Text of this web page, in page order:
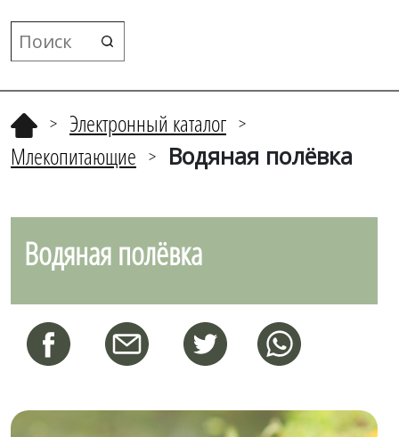
> Электронный каталог >
Млекопитающие > Водяная полёвка
Водяная полёвка